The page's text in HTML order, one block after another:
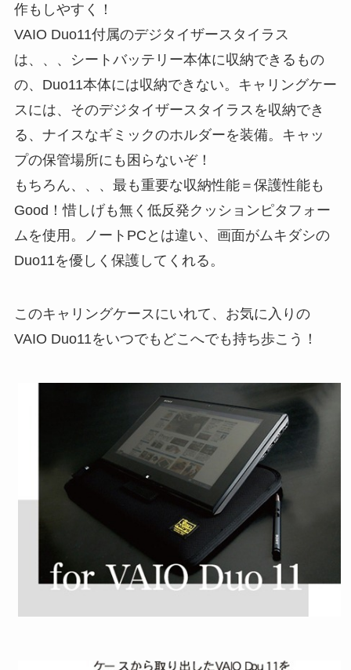
作もしやすく！
VAIO Duo11付属のデジタイザースタイラス
は、、、シートバッテリー本体に収納できるもの
の、Duo11本体には収納できない。キャリングケー
スには、そのデジタイザースタイラスを収納でき
る、ナイスなギミックのホルダーを装備。キャッ
プの保管場所にも困らないぞ！
もちろん、、、最も重要な収納性能＝保護性能も
Good！惜しげも無く低反発クッションピタフォー
ムを使用。ノートPCとは違い、画面がムキダシの
Duo11を優しく保護してくれる。
このキャリングケースにいれて、お気に入りの
VAIO Duo11をいつでもどこへでも持ち歩こう！